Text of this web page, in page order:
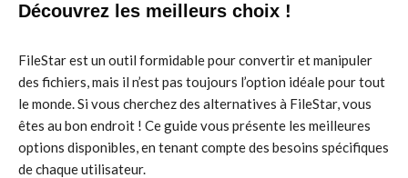
Découvrez les meilleurs choix !
FileStar est un outil formidable pour convertir et manipuler
des fichiers, mais il n’est pas toujours l’option idéale pour tout
le monde. Si vous cherchez des alternatives à FileStar, vous
êtes au bon endroit ! Ce guide vous présente les meilleures
options disponibles, en tenant compte des besoins spécifiques
de chaque utilisateur.